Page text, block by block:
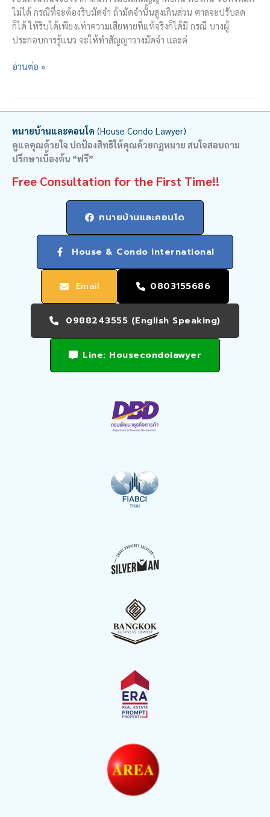
ไม่ได้ กรณีที่จะต้องริบมัดจำ ถ้ามัดจำนั้นสูงเกินส่วน ศาลจะปรับลด
ก็ได้ ให้ริบได้เพียงเท่าความเสียหายที่แท้จริงก็ได้มี กรณี บางผู้
ประกอบการรู้แนว จะให้ทำสัญญาวางมัดจำ และค่
กู้
เงิน
ได้
อ่านต่อ »
ทนายบ้านและคอนโด (House Condo Lawyer)
ดูแลคุณด้วยใจ ปกป้องสิทธิให้คุณด้วยกฏหมาย สนใจสอบถาม
ปรึกษาเบื้องต้น “ฟรี”
Free Consultation for the First Time!!
ทนายบ้านและคอนโด
House & Condo International
Email 0803155686
0988243555 (English Speaking)
Line: Housecondolawyer